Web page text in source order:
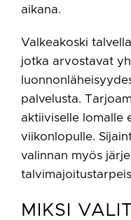
aikana.
Valkeakoski
jotka arvostavat
palvelusta.
aktiiviselle lomalle
viikonlopulle.
valinnan myös
MIKSI